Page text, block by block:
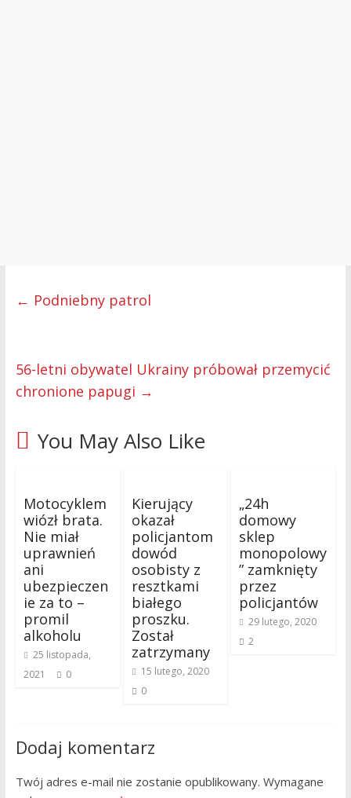
← Podniebny patrol
56-letni obywatel Ukrainy próbował przemycić
chronione papugi →
You May Also Like
Motocyklem
wiózł brata.
Nie miał
uprawnień
ani
ubezpieczen
ie za to –
promil
alkoholu
25 listopada,
2021
0
Kierujący
okazał
policjantom
dowód
osobisty z
resztkami
białego
proszku.
Został
zatrzymany
15 lutego, 2020
0
„24h
domowy
sklep
monopolowy
” zamknięty
przez
policjantów
29 lutego, 2020
2
Dodaj komentarz
Twój adres e-mail nie zostanie opublikowany. Wymagane